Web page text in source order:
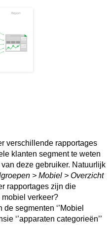
verschillende rapportages
klanten segment te weten
deze gebruiker. Natuurlijk
> Mobiel > Overzicht
rapportages zijn die
verkeer?
segmenten ‘’Mobiel
‘’apparaten categorieën’’